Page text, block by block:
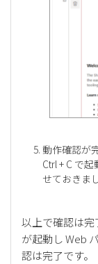
動作確認が
Ctrl + C で
せておきま
以上で確認は完
が起動し Web
認は完了です。